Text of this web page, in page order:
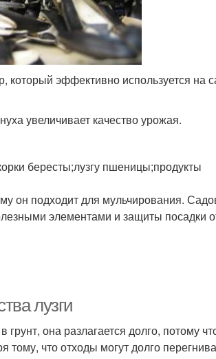
который эффективно используется на
увеличивает качество урожая.
бересты;лузгу пшеницы;продукты
он подходит для мульчирования.
элементами и защиты посадки
лузги
она разлагается долго, потому
что отходы могут долго